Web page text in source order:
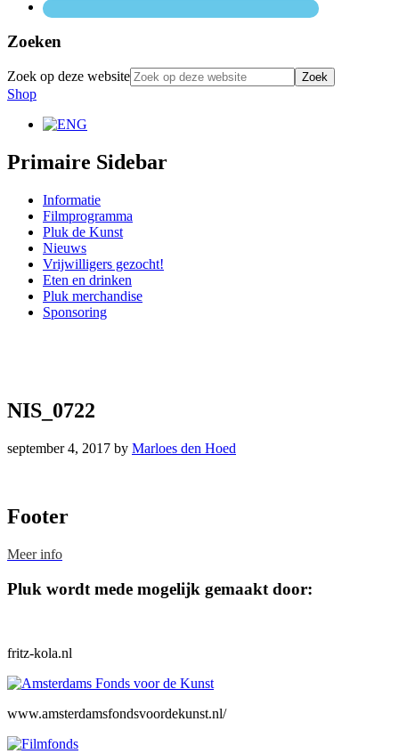
Zoeken
Zoek op deze website
Shop
Primaire Sidebar
Informatie
Filmprogramma
Pluk de Kunst
Nieuws
Vrijwilligers gezocht!
Eten en drinken
Pluk merchandise
Sponsoring
NIS_0722
september 4, 2017 by Marloes den Hoed
Footer
Meer info
Pluk wordt mede mogelijk gemaakt door:
fritz-kola.nl
www.amsterdamsfondsvoordekunst.nl/